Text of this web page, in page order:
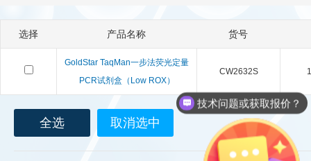
Biotez Berlin Diametra
Berry & Associates Zedira
LGC Maine Standards Biolife
AbD Serotec
选择 产品名称 货号
GoldStar TaqMan一步法荧光定量
PCR试剂盒（Low ROX）
CW2632S
全选 取消选中
技术问题或获取报价？